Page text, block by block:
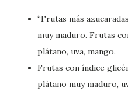
“Frutas más
muy maduro. Frutas
plátano, uva, mango.
Frutas con índice
plátano muy maduro,